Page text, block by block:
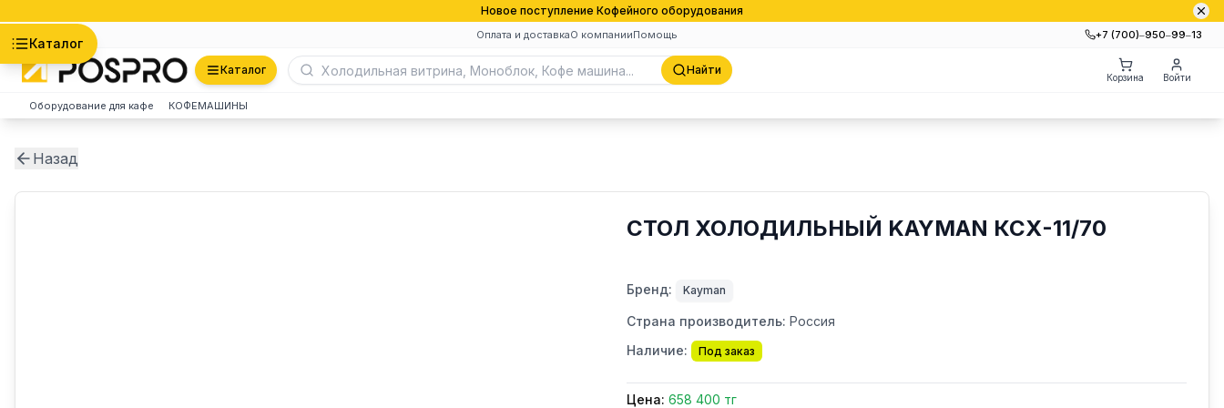
Новое поступление Кофейного оборудования
Оплата и доставкаО компанииПомощь +7 (700)‒950‒99‒13
Каталог
Каталог Найти
Корзина Войти
Оборудование для кафе КОФЕМАШИНЫ
Назад
СТОЛ ХОЛОДИЛЬНЫЙ KAYMAN КСХ-11/70
Бренд: Kayman
Страна производитель: Россия
Наличие:
Под заказ
Цена: 658 400 тг